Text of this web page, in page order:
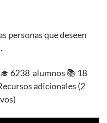
personas que deseen
6238 alumnos 📚 18
adicionales (2